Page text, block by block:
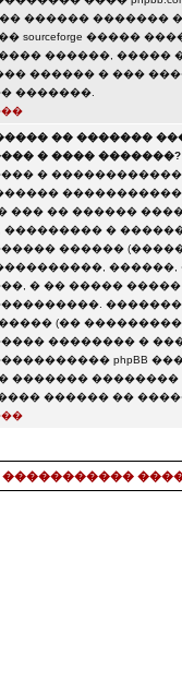
�� ������ �������
sourceforge �����
������, �����
������ � ���
�������.
�� �������
� ���� �������?
�
��� �� ������
�
������ (��������
������,
� �� �����
(��
�������� �
phpBB
�������
������ ��